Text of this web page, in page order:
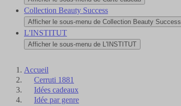
Collection Beauty Success
Afficher le sous-menu de Collection Beauty Success
L'INSTITUT
Afficher le sous-menu de L'INSTITUT
Accueil
Cerruti 1881
Idées cadeaux
Idée par genre